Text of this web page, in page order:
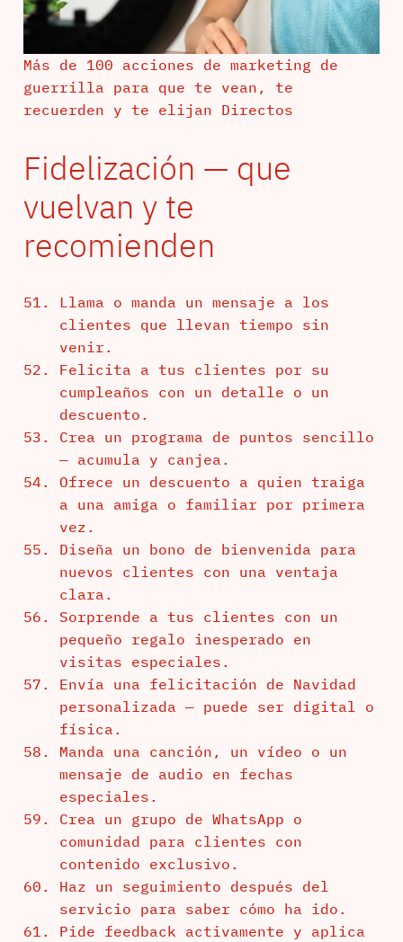
Más de 100 acciones de marketing de
guerrilla para que te vean, te
recuerden y te elijan Directos
Fidelización — que
vuelvan y te
recomienden
Llama o manda un mensaje a los
clientes que llevan tiempo sin
venir.
Felicita a tus clientes por su
cumpleaños con un detalle o un
descuento.
Crea un programa de puntos sencillo
— acumula y canjea.
Ofrece un descuento a quien traiga
a una amiga o familiar por primera
vez.
Diseña un bono de bienvenida para
nuevos clientes con una ventaja
clara.
Sorprende a tus clientes con un
pequeño regalo inesperado en
visitas especiales.
Envía una felicitación de Navidad
personalizada — puede ser digital o
física.
Manda una canción, un vídeo o un
mensaje de audio en fechas
especiales.
Crea un grupo de WhatsApp o
comunidad para clientes con
contenido exclusivo.
Haz un seguimiento después del
servicio para saber cómo ha ido.
Pide feedback activamente y aplica